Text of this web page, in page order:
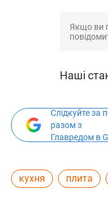
Якщо ви
Наші
Слідкуйте за
разом з
Главредом в
кухня плита